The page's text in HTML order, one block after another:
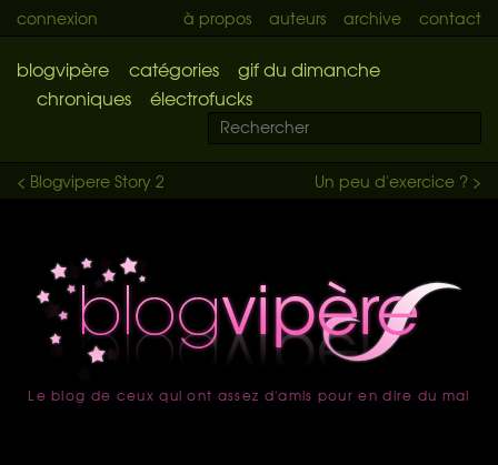
connexion à propos auteurs archive contact
blogvipère catégories
gif du dimanche
chroniques
électrofucks
Un peu d'exercice ? >
< Blogvipere Story 2
accueil
Le blog de ceux qui ont assez d'amis pour en dire du mal